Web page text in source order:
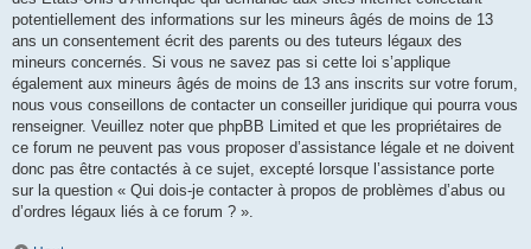
potentiellement des informations sur les mineurs âgés de moins de 13
ans un consentement écrit des parents ou des tuteurs légaux des
mineurs concernés. Si vous ne savez pas si cette loi s’applique
également aux mineurs âgés de moins de 13 ans inscrits sur votre forum,
nous vous conseillons de contacter un conseiller juridique qui pourra vous
renseigner. Veuillez noter que phpBB Limited et que les propriétaires de
ce forum ne peuvent pas vous proposer d’assistance légale et ne doivent
donc pas être contactés à ce sujet, excepté lorsque l’assistance porte
sur la question « Qui dois-je contacter à propos de problèmes d’abus ou
d’ordres légaux liés à ce forum ? ».